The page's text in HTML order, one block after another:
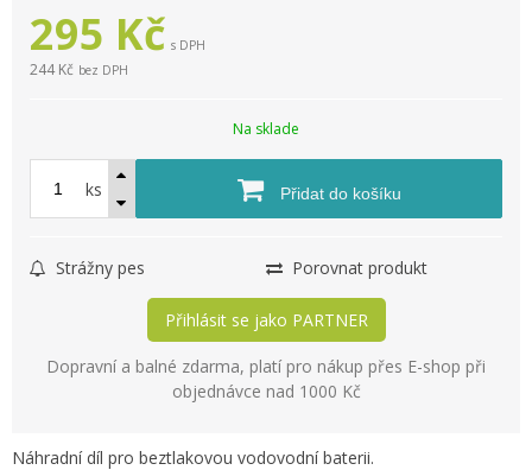
295 Kč s DPH
244 Kč bez DPH
Na sklade
ks Přidat do košíku
Strážny pes Porovnat produkt
Přihlásit se jako PARTNER
Dopravní a balné zdarma, platí pro nákup přes E-shop při
objednávce nad 1000 Kč
Náhradní díl pro beztlakovou vodovodní baterii.